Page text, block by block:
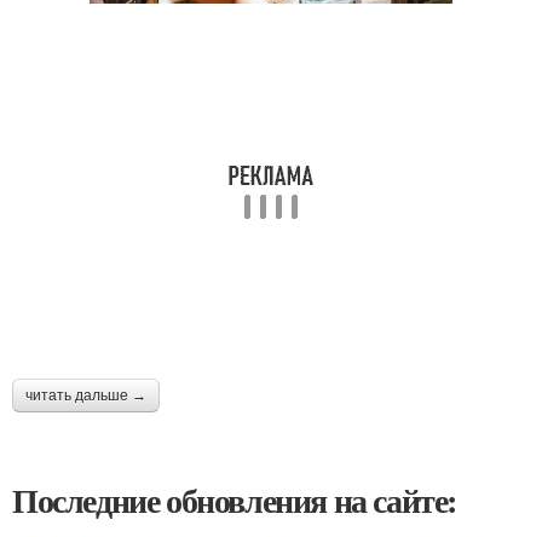
читать дальше →
Последние обновления на сайте: